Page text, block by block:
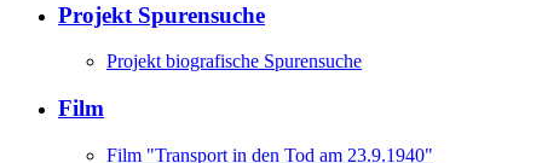
Projekt Spurensuche
Projekt biografische Spurensuche
Film
Film "Transport in den Tod am 23.9.1940"